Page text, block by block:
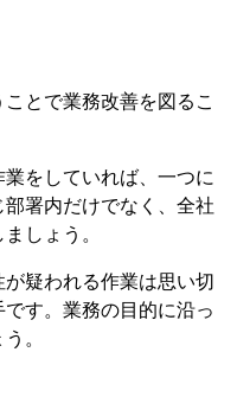
とで業務改善を図るこ
をしていれば、一つに
署内だけでなく、全社
しょう。
疑われる作業は思い切
す。業務の目的に沿っ
。